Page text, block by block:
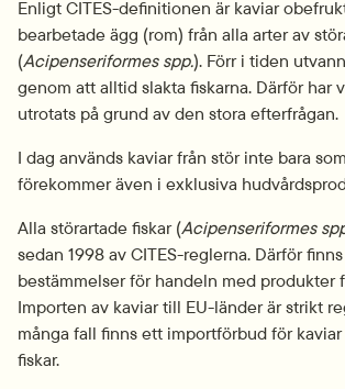
Enligt CITES-definitionen är kaviar
bearbetade ägg (rom) från alla arter av
(Acipenseriformes spp.). Förr i tiden
genom att alltid slakta fiskarna. Därför har
utrotats på grund av den stora efterfrågan.
I dag används kaviar från stör inte bara
förekommer även i exklusiva
Alla störartade fiskar (Acipenseriformes
sedan 1998 av CITES-reglerna. Därför
bestämmelser för handeln med produkter
Importen av kaviar till EU-länder är strikt
många fall finns ett importförbud för
fiskar.